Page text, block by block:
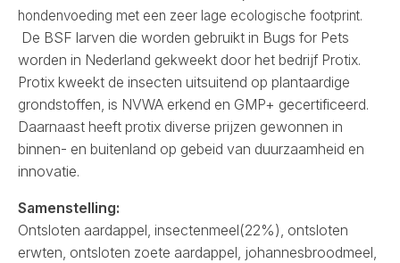
hondenvoeding met een zeer lage ecologische footprint.
De BSF larven die worden gebruikt in Bugs for Pets
worden in Nederland gekweekt door het bedrijf Protix.
Protix kweekt de insecten uitsuitend op plantaardige
grondstoffen, is NVWA erkend en GMP+ gecertificeerd.
Daarnaast heeft protix diverse prijzen gewonnen in
binnen- en buitenland op gebeid van duurzaamheid en
innovatie.
Samenstelling:
Ontsloten aardappel, insectenmeel(22%), ontsloten
erwten, ontsloten zoete aardappel, johannesbroodmeel,